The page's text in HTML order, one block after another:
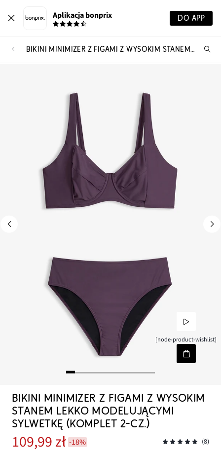
Aplikacja bonprix DO APP
BIKINI MINIMIZER Z FIGAMI Z WYSOKIM STANEM LEKKO MODELUJĄCYMI SYLWETKĘ (KOMPLET 2-CZ.)
[node-product-wishlist]
BIKINI MINIMIZER Z FIGAMI Z WYSOKIM
STANEM LEKKO MODELUJĄCYMI
SYLWETKĘ (KOMPLET 2-CZ.)
109,99 zł -18% (8)